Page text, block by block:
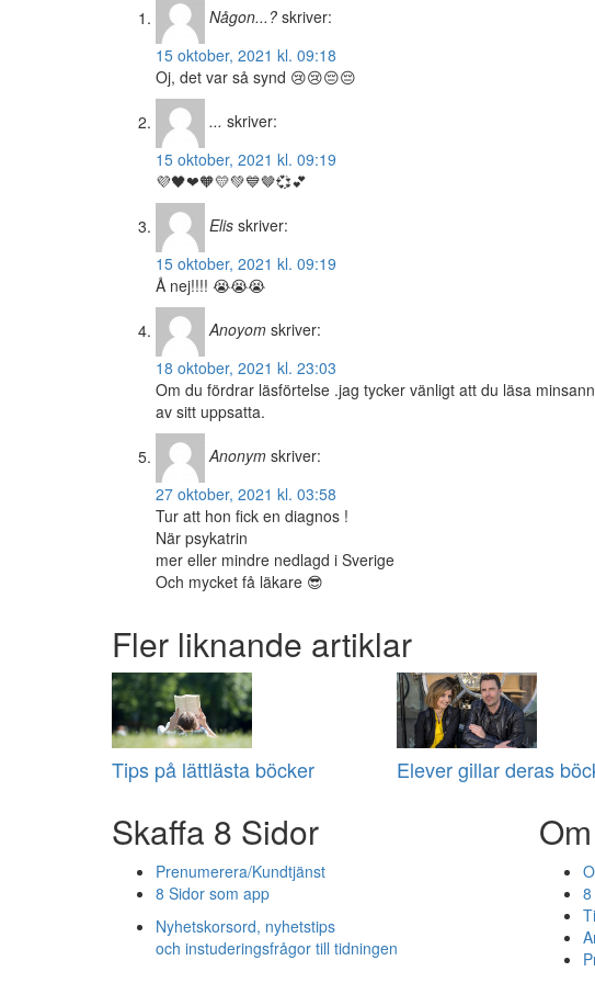
Någon...? skriver:
15 oktober, 2021 kl. 09:18
Oj, det var så synd 😢😢😔😔
... skriver:
15 oktober, 2021 kl. 09:19
💜🖤❤🧡💛💚💙🤎💞💕
Elis skriver:
15 oktober, 2021 kl. 09:19
Å nej!!!! 😭😭😭
Anoyom skriver:
18 oktober, 2021 kl. 23:03
Om du fördrar läsförtelse .jag tycker vänligt att du läsa
av sitt uppsatta.
Anonym skriver:
27 oktober, 2021 kl. 03:58
Tur att hon fick en diagnos !
När psykatrin
mer eller mindre nedlagd i Sverige
Och mycket få läkare 😎
Fler liknande artiklar
Tips på lättlästa böcker Elever gillar deras
Skaffa 8 Sidor
Prenumerera/Kundtjänst
8 Sidor som app
Nyhetskorsord, nyhetstips
och instuderingsfrågor till tidningen